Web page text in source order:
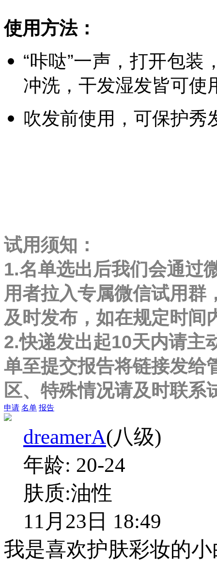
使用方法：
“咔哒”一声，打开包
冲洗，干发湿发皆可使
吹发前使用，可保护秀
试用须知：
1.名单选出后我们会通过
用者拉入专属微信试用群
及时发布，如在规定时间
2.快递发出起10天内请主
单至提交报告将链接发给
区、特殊情况请及时联系
申请 名单 报告
dreamerA(八级)
年龄: 20-24
肤质:油性
11月23日 18:49
我是喜欢护肤彩妆的